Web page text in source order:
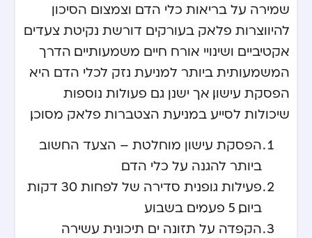
שמירה על בריאות כלי הדם וצמצום הסיכון
להיווצרות פלאק בעורקים דורשת נקיטת צעדים
אקטיביים ושינויי אורח חיים משמעותיים. הדרך
המשמעותית ביותר למניעת נזק לכלי הדם היא
הפסקת עישון, אך ישנן גם פעולות נוספות
שיכולות לסייע במניעת הצטברות פלאק מסוכן.
הפסקת עישון מוחלטת – הצעד החשוב
ביותר להגנה על כלי הדם
פעילות גופנית סדירה של לפחות 30 דקות
ביום, 5 פעמים בשבוע
הקפדה על תזונה ים תיכונית עשירה